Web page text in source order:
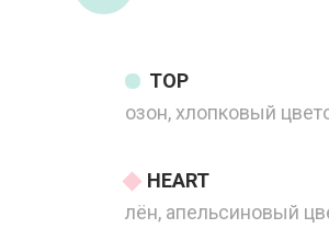
TOP
озон, хлопковый
HEART
лён, апельсиновый